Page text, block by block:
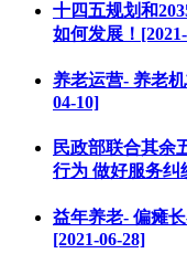
十四五规划和
如何发展！
养老运营- 养老
04-10]
民政部联合其余
行为 做好服务纠
益年养老- 偏瘫
[2021-06-28]